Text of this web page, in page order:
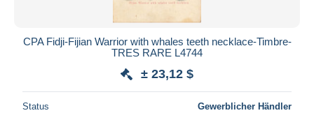
CPA Fidji-Fijian Warrior with whales teeth necklace-Timbre-
TRES RARE L4744
± 23,12 $
Status Gewerblicher Händler